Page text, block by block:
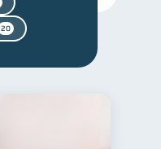
20